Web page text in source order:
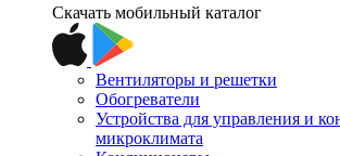
Скачать мобильный каталог
Вентиляторы и решетки
Обогреватели
Устройства для управления и
микроклимата